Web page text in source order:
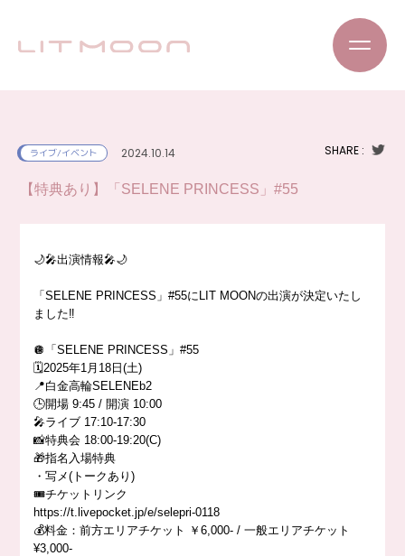
ライブ/イベント 2024.10.14 SHARE :
【特典あり】「SELENE PRINCESS」#55
🌙🎤出演情報🎤🌙
「SELENE PRINCESS」#55にLIT MOONの出演が決定いたし
ました‼️
🪩「SELENE PRINCESS」#55
🗓️2025年1月18日(土)
📍白金高輪SELENEb2
🕒開場 9:45 / 開演 10:00
🎤ライブ 17:10-17:30
📸特典会 18:00-19:20(C)
🎁指名入場特典
・写メ(トークあり)
🎟️チケットリンク
https://t.livepocket.jp/e/selepri-0118
💰料金：前方エリアチケット ￥6,000- / 一般エリアチケット
¥3,000-